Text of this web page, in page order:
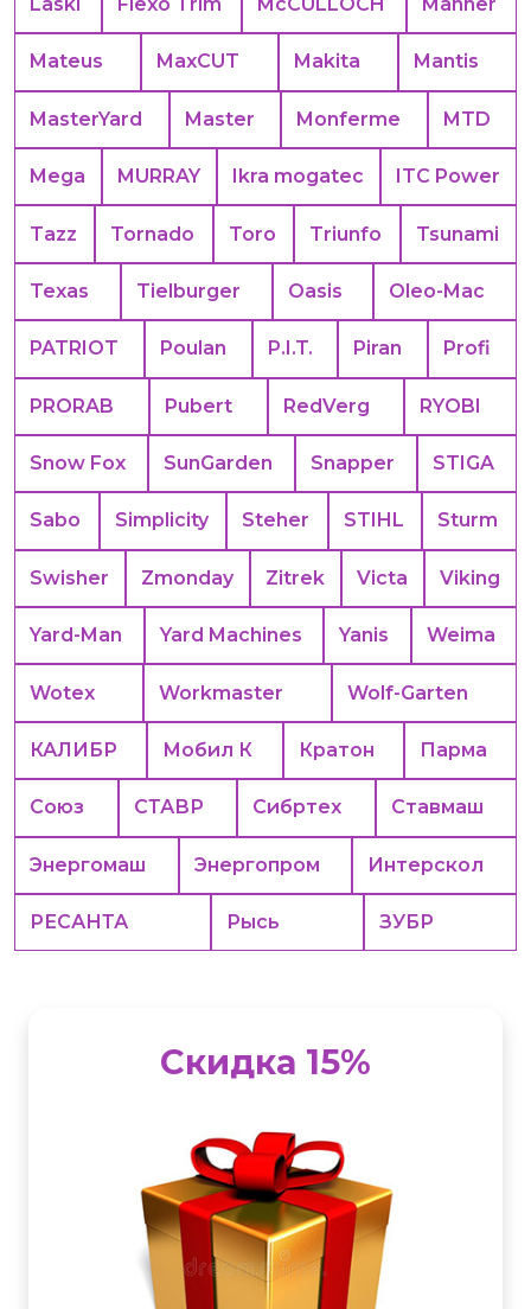
Mateus MaxCUT Makita Mantis
MasterYard Master Monferme MTD
Mega MURRAY Ikra mogatec ITC Power
Tazz Tornado Toro Triunfo Tsunami
Texas Tielburger Oasis Oleo-Mac
PATRIOT Poulan P.I.T. Piran Profi
PRORAB Pubert RedVerg RYOBI
Snow Fox SunGarden Snapper STIGA
Sabo Simplicity Steher STIHL Sturm
Swisher Zmonday Zitrek Victa Viking
Yard-Man Yard Machines Yanis Weima
Wotex Workmaster Wolf-Garten
КАЛИБР Мобил К Кратон Парма
Союз СТАВР Сибртех Ставмаш
Энергомаш Энергопром Интерскол
РЕСАНТА Рысь ЗУБР
Скидка 15%